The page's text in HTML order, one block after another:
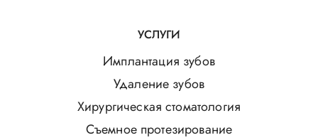
УСЛУГИ
Имплантация зубов
Удаление зубов
Хирургическая стоматология
Съемное протезирование